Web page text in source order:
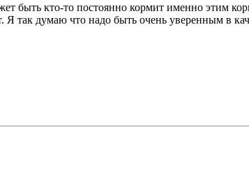
быть кто-то постоянно кормит именно этим
Я так думаю что надо быть очень уверенным в